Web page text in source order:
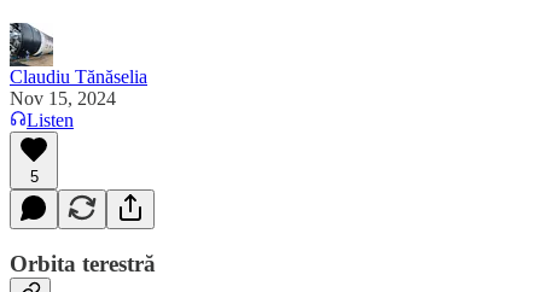
Claudiu Tănăselia
Nov 15, 2024
Listen
5
Orbita terestră